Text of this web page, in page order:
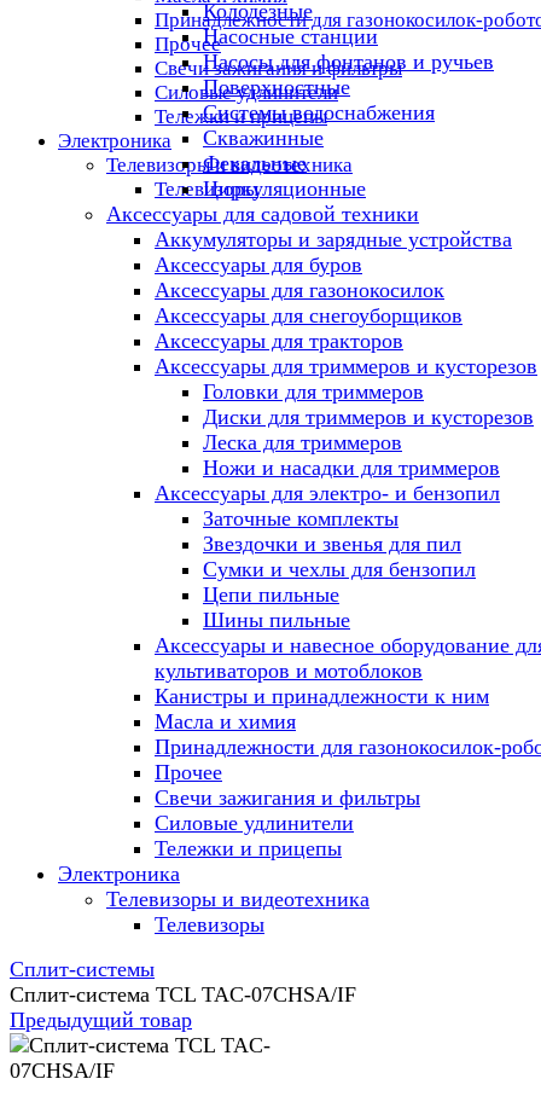
Принадлежности для газонокосилок-
Прочее
Свечи зажигания и фильтры
Силовые удлинители
Тележки и прицепы
Электроника
Телевизоры и видеотехника
Телевизоры
Колодезные
Насосные станции
Насосы для фонтанов и ручьев
Поверхностные
Системы водоснабжения
Скважинные
Фекальные
Циркуляционные
Аксессуары для садовой техники
Аккумуляторы и зарядные устройства
Аксессуары для буров
Аксессуары для газонокосилок
Аксессуары для снегоуборщиков
Аксессуары для тракторов
Аксессуары для триммеров и кусторезов
Головки для триммеров
Диски для триммеров и кусторезов
Леска для триммеров
Ножи и насадки для триммеров
Аксессуары для электро- и бензопил
Заточные комплекты
Звездочки и звенья для пил
Сумки и чехлы для бензопил
Цепи пильные
Шины пильные
Аксессуары и навесное оборудование
культиваторов и мотоблоков
Канистры и принадлежности к ним
Масла и химия
Принадлежности для газонокосилок-
Прочее
Свечи зажигания и фильтры
Силовые удлинители
Тележки и прицепы
Электроника
Телевизоры и видеотехника
Телевизоры
Сплит-системы
Сплит-система TCL TAC-07CHSA/IF
Предыдущий товар